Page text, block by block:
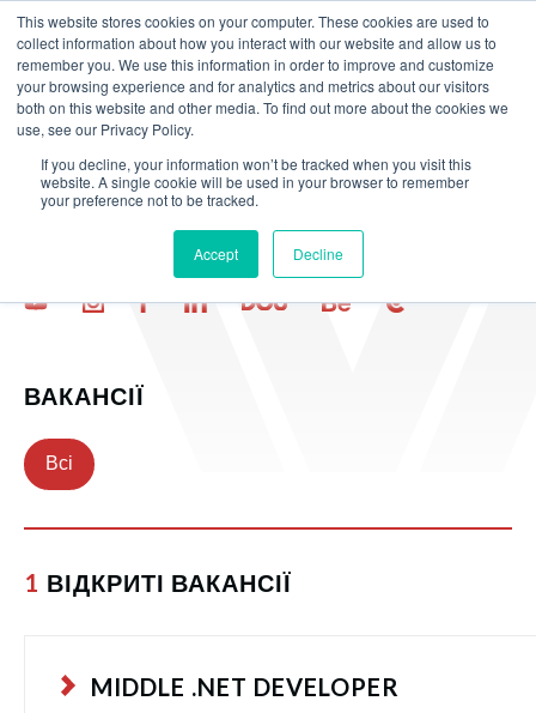
This website stores cookies on your computer. These cookies are used to
collect information about how you interact with our website and allow us to
remember you. We use this information in order to improve and customize
your browsing experience and for analytics and metrics about our visitors
both on this website and other media. To find out more about the cookies we
use, see our Privacy Policy.
If you decline, your information won’t be tracked when you visit this
website. A single cookie will be used in your browser to remember
your preference not to be tracked.
Accept Decline
Зв'яжіться з нами
НАША
Кар'єра
Нехай ваша жага до розробки знайде своє джерело в
ВАКАНСІЇ
Всі
1 ВІДКРИТІ ВАКАНСІЇ
MIDDLE .NET DEVELOPER